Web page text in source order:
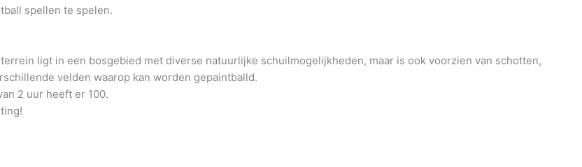
spellen te spelen.
ligt in een bosgebied met diverse natuurlijke schuilmogelijkheden, maar is ook voorzien van schotten,
velden waarop kan worden gepaintballd.
2 uur heeft er 100.